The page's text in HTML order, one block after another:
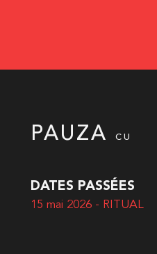
PAUZA CU
DATES PASSÉES
15 mai 2026 - RITUAL